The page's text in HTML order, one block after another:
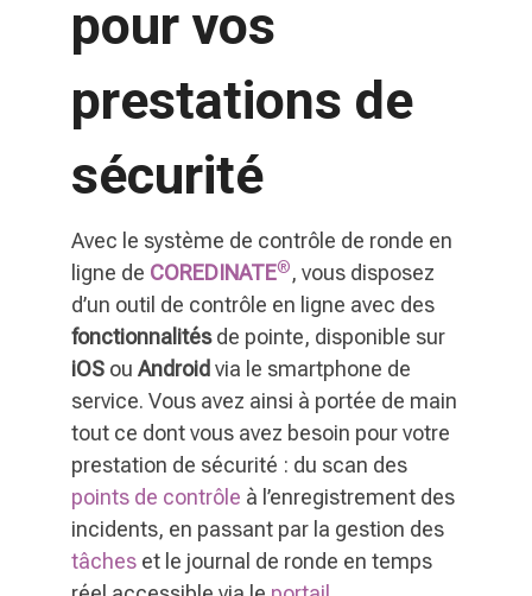
pour vos
prestations de
sécurité
Avec le système de contrôle de ronde en
ligne de COREDINATE®, vous disposez
d’un outil de contrôle en ligne avec des
fonctionnalitésde pointe, disponible sur
iOS ou Android via le smartphone de
service. Vous avez ainsi à portée de main
tout ce dont vous avez besoin pour votre
prestation de sécurité : du scan des
points de contrôle à l’enregistrement des
incidents, en passant par la gestion des
tâches et le journal de ronde en temps